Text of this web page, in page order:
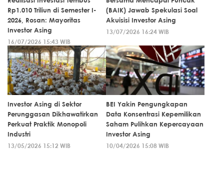
Rp1.010 Triliun di Semester I-
2026, Rosan: Mayoritas
Investor Asing
16/07/2026 15:43 WIB
(BAIK) Jawab Spekulasi Soal
Akuisisi Investor Asing
13/07/2026 16:24 WIB
Investor Asing di Sektor
Perunggasan Dikhawatirkan
Perkuat Praktik Monopoli
Industri
13/05/2026 15:12 WIB
BEI Yakin Pengungkapan
Data Konsentrasi Kepemilikan
Saham Pulihkan Kepercayaan
Investor Asing
10/04/2026 15:08 WIB